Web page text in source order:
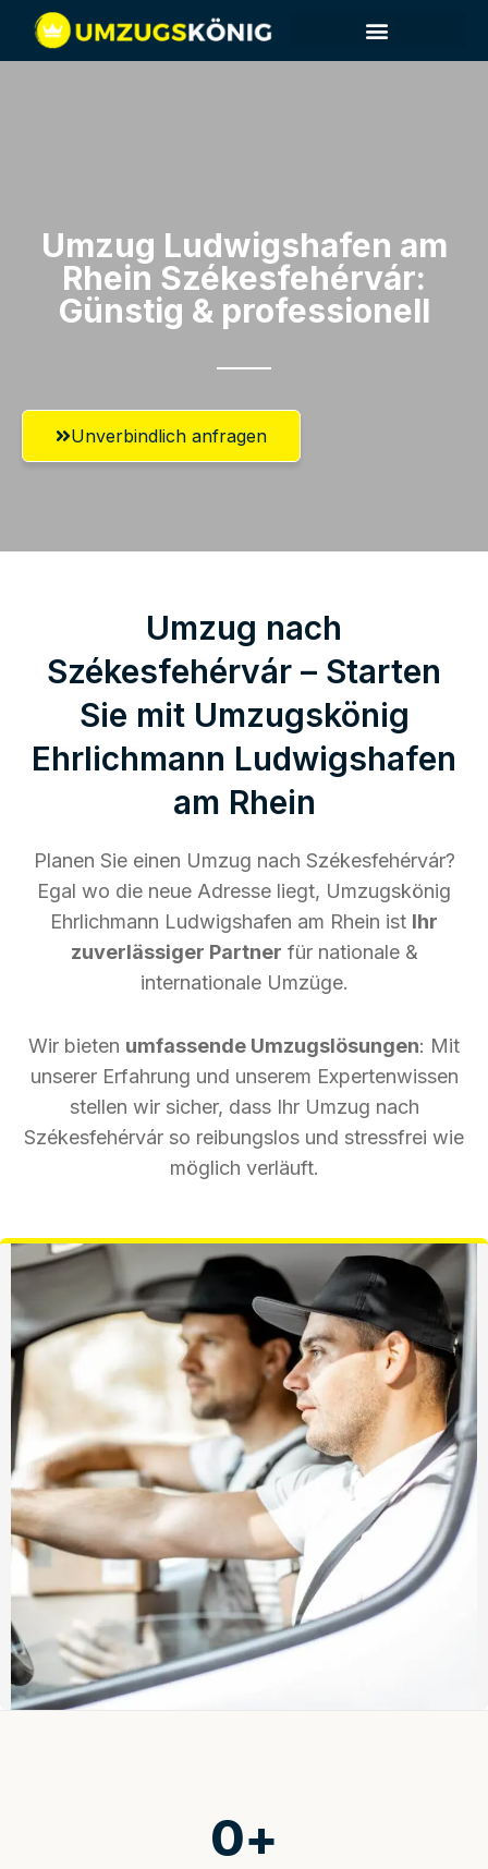
Umzug Ludwigshafen am
Rhein​ Székesfehérvár:
Günstig & professionell​
Unverbindlich anfragen
Umzug nach
Székesfehérvár – Starten
Sie mit Umzugskönig
Ehrlichmann Ludwigshafen
am Rhein
Planen Sie einen Umzug nach Székesfehérvár?
Egal wo die neue Adresse liegt, Umzugskönig
Ehrlichmann Ludwigshafen am Rhein ist Ihr
zuverlässiger Partner für nationale &
internationale Umzüge.
Wir bieten umfassende Umzugslösungen: Mit
unserer Erfahrung und unserem Expertenwissen
stellen wir sicher, dass Ihr Umzug nach
Székesfehérvár so reibungslos und stressfrei wie
möglich verläuft.
0+